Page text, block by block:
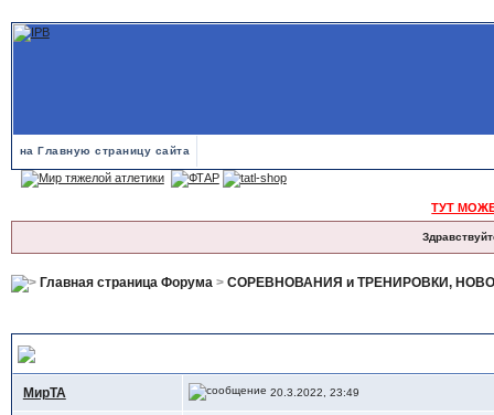
на Главную страницу сайта
ТУТ
Главная страница Форума> СОРЕВНОВАНИЯ и ТРЕНИРОВКИ,
МирТА 20.3.2022, 23:49